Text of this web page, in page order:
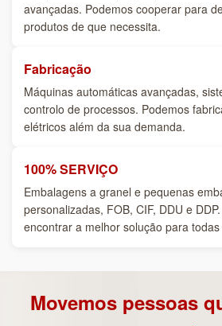
avançadas. Podemos cooperar para
produtos de que necessita.
Fabricação
Máquinas automáticas avançadas,
controlo de processos. Podemos
elétricos além da sua demanda.
100% SERVIÇO
Embalagens a granel e pequenas
personalizadas, FOB, CIF, DDU e
encontrar a melhor solução para
Movemos pessoas